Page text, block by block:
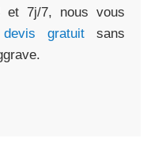
et 7j/7, nous vous
gratuit sans